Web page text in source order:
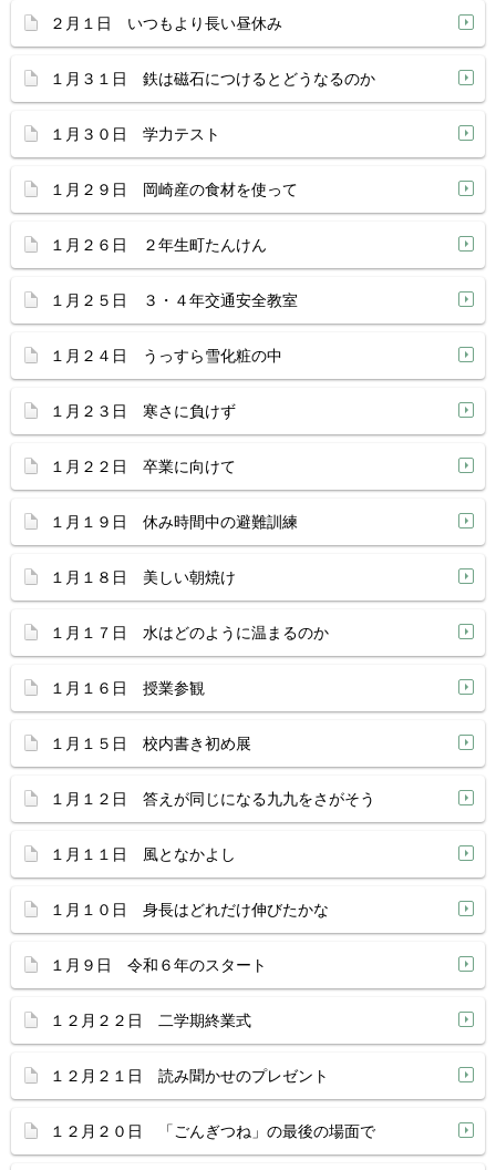
２月１日 いつもより長い昼休み
１月３１日 鉄は磁石につけるとどうなるのか
１月３０日 学力テスト
１月２９日 岡崎産の食材を使って
１月２６日 ２年生町たんけん
１月２５日 ３・４年交通安全教室
１月２４日 うっすら雪化粧の中
１月２３日 寒さに負けず
１月２２日 卒業に向けて
１月１９日 休み時間中の避難訓練
１月１８日 美しい朝焼け
１月１７日 水はどのように温まるのか
１月１６日 授業参観
１月１５日 校内書き初め展
１月１２日 答えが同じになる九九をさがそう
１月１１日 風となかよし
１月１０日 身長はどれだけ伸びたかな
１月９日 令和６年のスタート
１２月２２日 二学期終業式
１２月２１日 読み聞かせのプレゼント
１２月２０日 「ごんぎつね」の最後の場面で